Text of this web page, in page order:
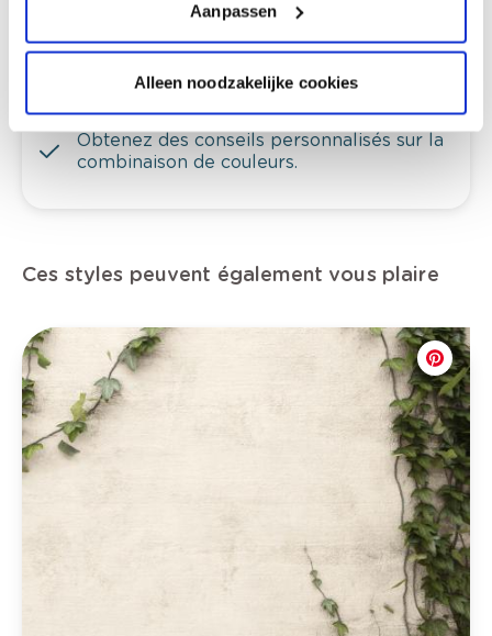
Aanpassen
Alleen noodzakelijke cookies
Découvrez des échantillons de votre
sélection de couleurs.
Voyez les nuances assorties pour affiner
Obtenez des conseils personnalisés sur la
combinaison de couleurs.
Ces styles peuvent également vous plaire